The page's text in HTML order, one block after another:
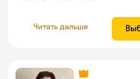
Читать дальше